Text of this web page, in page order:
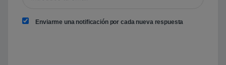
Enviarme una notificación por cada nueva respuesta